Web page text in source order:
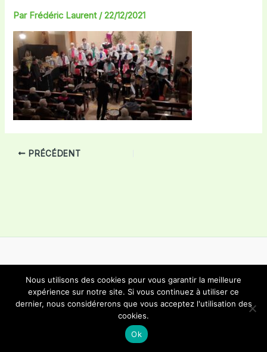
Par Frédéric Laurent /22/12/2021
PRÉCÉDENT
Copyright © 2026 Choeur Mixte Bôle | Propulsé parThème
WordPress Astra
Nous utilisons des cookies pour vous garantir la meilleure
expérience sur notre site. Si vous continuez à utiliser ce
dernier, nous considérerons que vous acceptez l'utilisation des
cookies.
Ok